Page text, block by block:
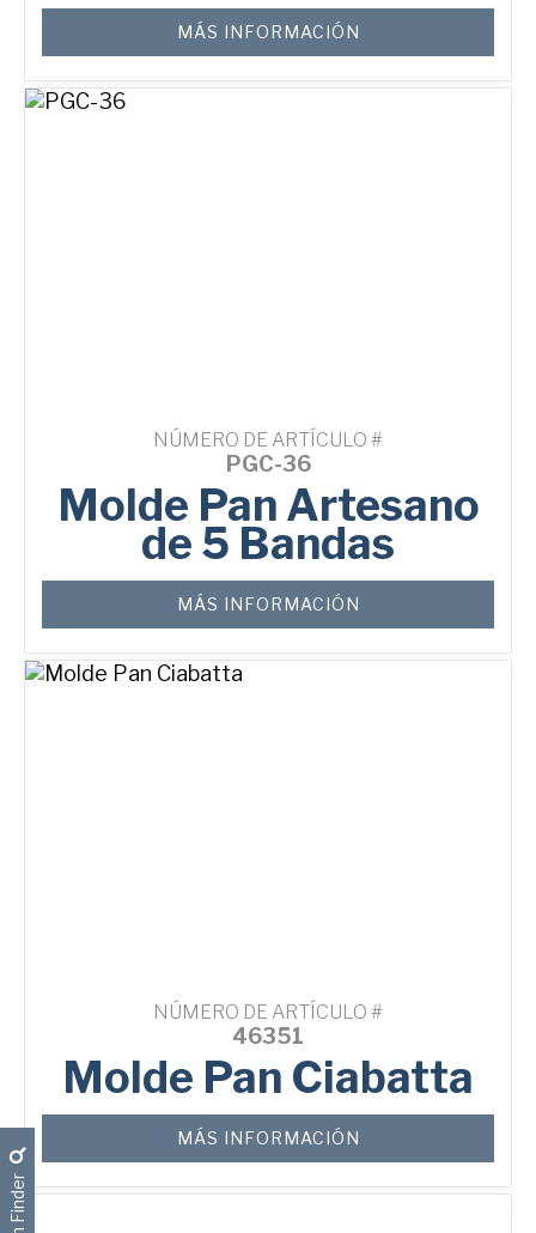
MÁS INFORMACIÓN
NÚMERO DE ARTÍCULO #
PGC-36
Molde Pan Artesano
de 5 Bandas
MÁS INFORMACIÓN
NÚMERO DE ARTÍCULO #
46351
Molde Pan Ciabatta
MÁS INFORMACIÓN
Pan Finder